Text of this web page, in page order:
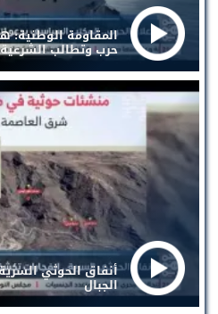
المقاومة الوطنية:
حرب وتطالب
أنفاق الحوثي
الجبال